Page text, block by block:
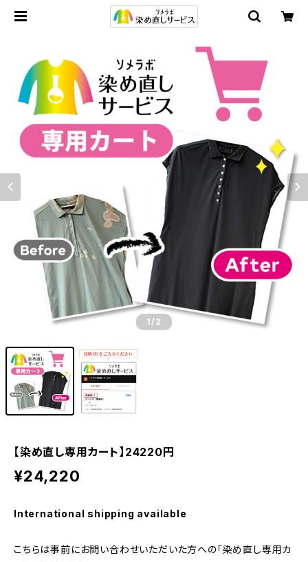
1 /2
【染め直し専用カート】24220円
¥24,220
International shipping available
こちらは事前にお問い合わせいただいた方への「染め直し専用カ